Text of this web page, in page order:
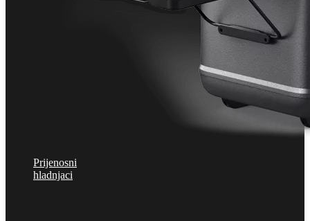
Prijenosni
hladnjaci